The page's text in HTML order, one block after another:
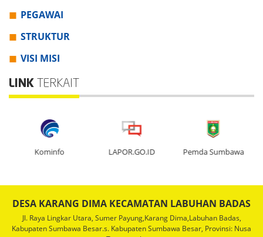
PEGAWAI
STRUKTUR
VISI MISI
LINK TERKAIT
Kominfo LAPOR.GO.ID Pemda Sumbawa
DESA KARANG DIMA KECAMATAN LABUHAN BADAS
Jl. Raya Lingkar Utara, Sumer Payung,Karang Dima,Labuhan Badas,
Kabupaten Sumbawa Besar.s. Kabupaten Sumbawa Besar, Provinsi: Nusa